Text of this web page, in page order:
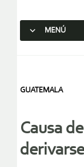
MENÚ
GUATEMALA
Causa